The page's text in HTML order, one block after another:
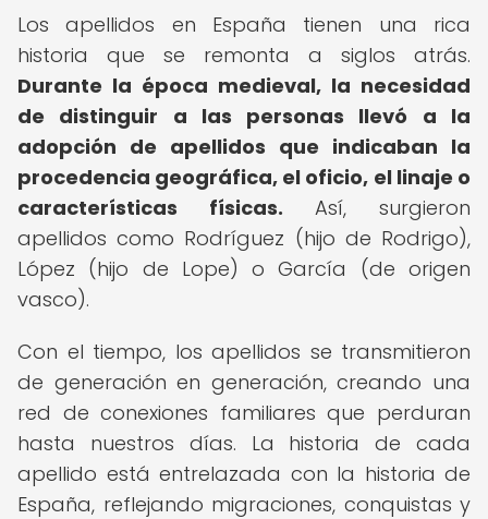
Los apellidos en España tienen una rica
historia que se remonta a siglos atrás.
Durante la época medieval, la necesidad
de distinguir a las personas llevó a la
adopción de apellidos que indicaban la
procedencia geográfica, el oficio, el linaje o
características físicas. Así, surgieron
apellidos como Rodríguez (hijo de Rodrigo),
López (hijo de Lope) o García (de origen
vasco).
Con el tiempo, los apellidos se transmitieron
de generación en generación, creando una
red de conexiones familiares que perduran
hasta nuestros días. La historia de cada
apellido está entrelazada con la historia de
España, reflejando migraciones, conquistas y